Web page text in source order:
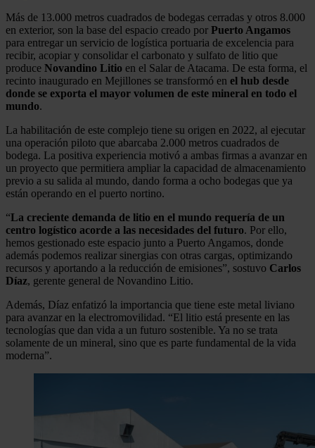
Más de 13.000 metros cuadrados de bodegas cerradas y otros 8.000
en exterior, son la base del espacio creado por Puerto Angamos
para entregar un servicio de logística portuaria de excelencia para
recibir, acopiar y consolidar el carbonato y sulfato de litio que
produce Novandino Litio en el Salar de Atacama. De esta forma, el
recinto inaugurado en Mejillones se transformó en el hub desde
donde se exporta el mayor volumen de este mineral en todo el
mundo.
La habilitación de este complejo tiene su origen en 2022, al ejecutar
una operación piloto que abarcaba 2.000 metros cuadrados de
bodega. La positiva experiencia motivó a ambas firmas a avanzar en
un proyecto que permitiera ampliar la capacidad de almacenamiento
previo a su salida al mundo, dando forma a ocho bodegas que ya
están operando en el puerto nortino.
“La creciente demanda de litio en el mundo requería de un
centro logístico acorde a las necesidades del futuro. Por ello,
hemos gestionado este espacio junto a Puerto Angamos, donde
además podemos realizar sinergias con otras cargas, optimizando
recursos y aportando a la reducción de emisiones”, sostuvo Carlos
Díaz, gerente general de Novandino Litio.
Además, Díaz enfatizó la importancia que tiene este metal liviano
para avanzar en la electromovilidad. “El litio está presente en las
tecnologías que dan vida a un futuro sostenible. Ya no se trata
solamente de un mineral, sino que es parte fundamental de la vida
moderna”.